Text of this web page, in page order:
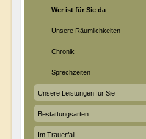
Wer ist für Sie da
Unsere Räumlichkeiten
Chronik
Sprechzeiten
Unsere Leistungen für Sie
Bestattungsarten
Im Trauerfall